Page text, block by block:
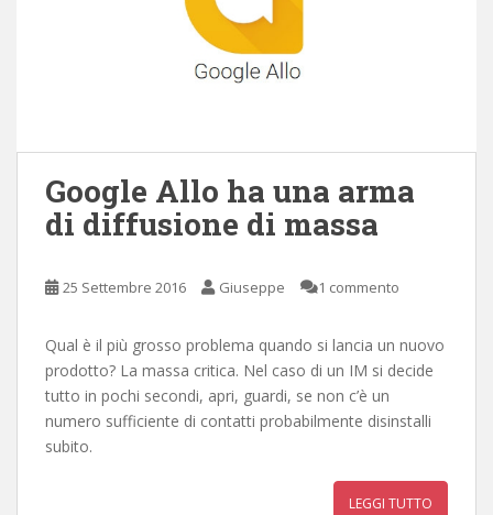
Google Allo ha una arma
di diffusione di massa
25 Settembre 2016 Giuseppe 1 commento
Qual è il più grosso problema quando si lancia un nuovo
prodotto? La massa critica. Nel caso di un IM si decide
tutto in pochi secondi, apri, guardi, se non c’è un
numero sufficiente di contatti probabilmente disinstalli
subito.
LEGGI TUTTO